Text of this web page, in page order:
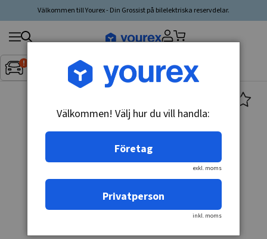
Välkommen till Yourex - Din Grossist på bilelektriska reservdelar.
Inget fordon valt▼
Sök
produkt,
tillverkare,
Välkommen! Välj hur du vill handla:
Företag
exkl. moms
Privatperson
inkl. moms